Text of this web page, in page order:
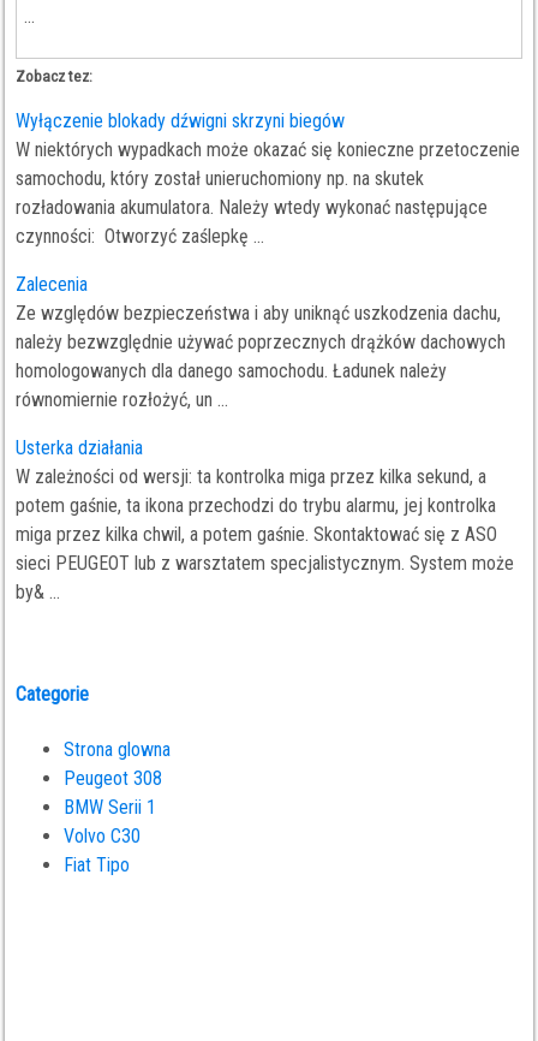
...
Zobacz tez:
Wyłączenie blokady dźwigni skrzyni biegów
W niektórych wypadkach może okazać się konieczne przetoczenie
samochodu, który został unieruchomiony np. na skutek
rozładowania akumulatora. Należy wtedy wykonać następujące
czynności: Otworzyć zaślepkę ...
Zalecenia
Ze względów bezpieczeństwa i aby uniknąć uszkodzenia dachu,
należy bezwzględnie używać poprzecznych drążków dachowych
homologowanych dla danego samochodu. Ładunek należy
równomiernie rozłożyć, un ...
Usterka działania
W zależności od wersji: ta kontrolka miga przez kilka sekund, a
potem gaśnie, ta ikona przechodzi do trybu alarmu, jej kontrolka
miga przez kilka chwil, a potem gaśnie. Skontaktować się z ASO
sieci PEUGEOT lub z warsztatem specjalistycznym. System może
by& ...
Categorie
Strona glowna
Peugeot 308
BMW Serii 1
Volvo C30
Fiat Tipo